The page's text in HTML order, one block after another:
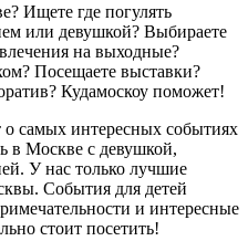
Ищете где погулять
или девушкой? Выбираете
на выходные?
Посещаете выставки?
Кудамоскоу поможет!
самых интересных событиях
в Москве с девушкой,
У нас только лучшие
События для детей
и интересные
стоит посетить!